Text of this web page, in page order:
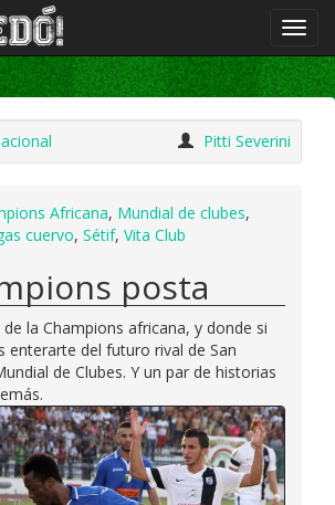
Pitti Severini
Africana, Mundial de clubes,
cuervo, Sétif, Vita Club
posta
la Champions africana, y donde si
enterarte del futuro rival de San
de Clubes. Y un par de historias